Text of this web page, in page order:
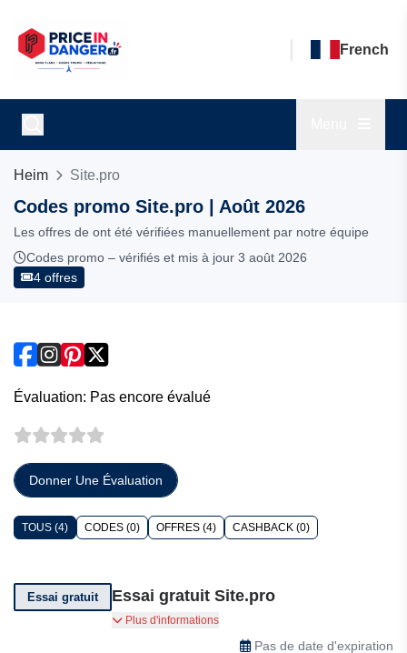
French
Heim Site.pro
Codes promo Site.pro | Août 2026
Les offres de ont été vérifiées manuellement par notre équipe
Codes promo – vérifiés et mis à jour 3 août 2026
4 offres
Évaluation: Pas encore évalué
Donner Une Évaluation
TOUS (4) CODES (0) OFFRES (4) CASHBACK (0)
Essai gratuit Essai gratuit Site.pro
Site.pro vous offre un essai gratuit
Plus d'informations
Pas de date d'expiration